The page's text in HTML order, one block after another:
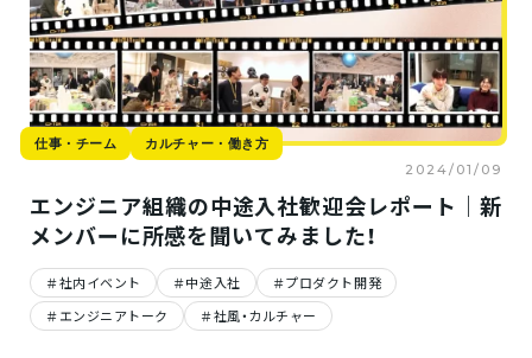
仕事・チーム
カルチャー・働き方
2024/01/09
エンジニア組織の中途入社歓迎会レポート｜新
メンバーに所感を聞いてみました！
社内イベント 中途入社
プロダクト開発
エンジニアトーク
社風・カルチャー